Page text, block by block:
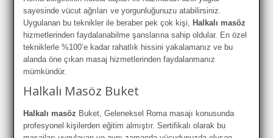
sayesinde vücut ağrıları ve yorgunluğunuzu atabilirsiniz.
Uygulanan bu teknikler ile beraber pek çok kişi, Halkalı masöz
hizmetlerinden faydalanabilme şanslarına sahip oldular. En özel
tekniklerle %100’e kadar rahatlık hissini yakalamanız ve bu
alanda öne çıkan masaj hizmetlerinden faydalanmanız
mümkündür.
Halkalı Masöz Buket
Halkalı masöz Buket, Geleneksel Roma masajı konusunda
profesyonel kişilerden eğitim almıştır. Sertifikalı olarak bu